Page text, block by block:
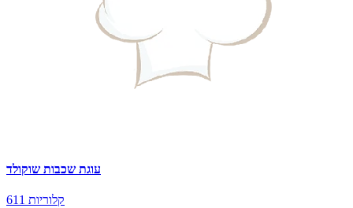
עוגת שכבות שוקולד
611 קלוריות